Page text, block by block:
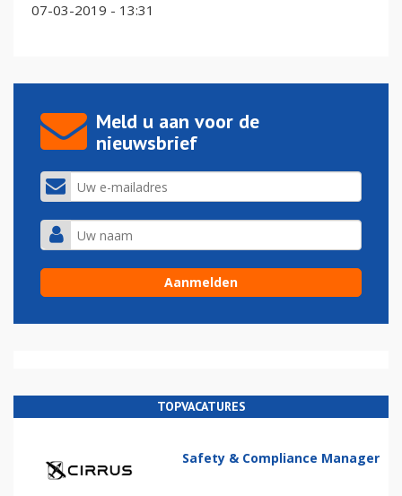
07-03-2019 - 13:31
Meld u aan voor de
nieuwsbrief
TOPVACATURES
Safety & Compliance Manager